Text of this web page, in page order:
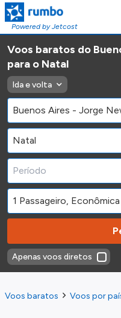
Powered by Jetcost
Voos baratos do
para o Natal
Ida e volta
Apenas voos diretos
Voos baratos Voos por